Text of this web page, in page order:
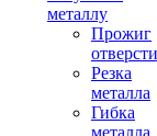
металлу
Прожиг
Резка
металла
Гибка
металла